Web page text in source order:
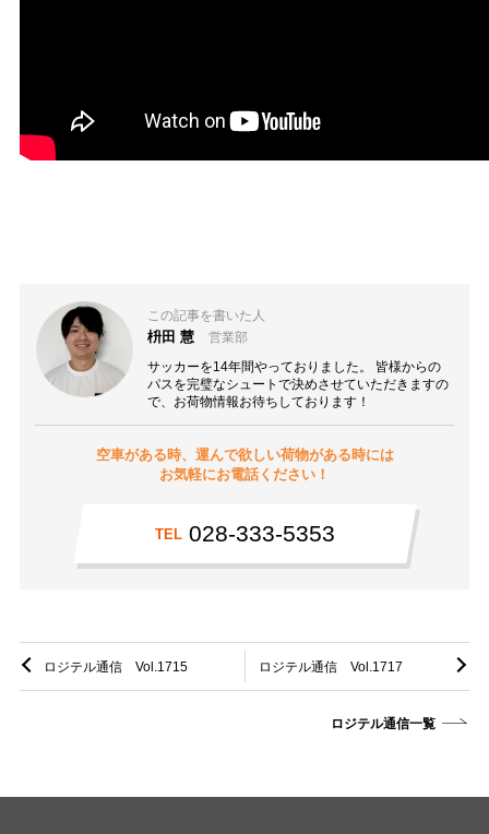
この記事を書いた人
枡田 慧 営業部
サッカーを14年間やっておりました。 皆様からの
パスを完璧なシュートで決めさせていただきますの
で、お荷物情報お待ちしております！
空車がある時、運んで欲しい荷物がある時には
お気軽にお電話ください！
TEL 028-333-5353
ロジテル通信 Vol.1715 ロジテル通信 Vol.1717
ロジテル通信一覧